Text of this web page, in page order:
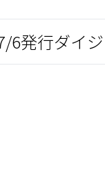
6発行ダイ